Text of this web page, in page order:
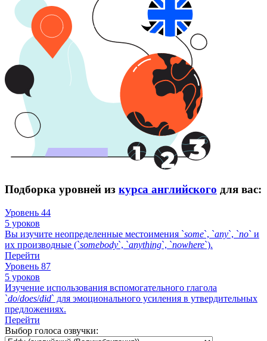
Подборка уровней из курса английского для вас:
Уровень 44
5 уроков
Вы изучите неопределенные местоимения `some`, `any`, `no` и
их производные (`somebody`, `anything`, `nowhere`).
Перейти
Уровень 87
5 уроков
Изучение использования вспомогательного глагола
`do/does/did` для эмоционального усиления в утвердительных
предложениях.
Перейти
Выбор голоса озвучки: